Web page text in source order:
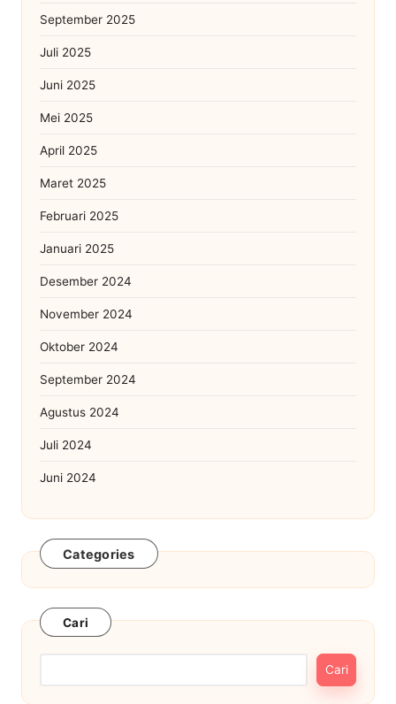
September 2025
Juli 2025
Juni 2025
Mei 2025
April 2025
Maret 2025
Februari 2025
Januari 2025
Desember 2024
November 2024
Oktober 2024
September 2024
Agustus 2024
Juli 2024
Juni 2024
Categories
Cari
Cari